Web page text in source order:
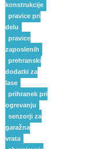
konstrukcije
pravice pri
delu
pravice
zaposlenih
prehranski
dodatki za
lase
prihranek pri
ogrevanju
senzorji za
garažna
vrata